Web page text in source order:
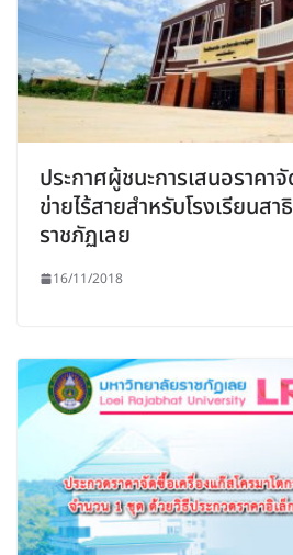
ประกาศผู้ชนะการเสนอราคา
ข่ายไร้สายสำหรับโรงเรียนส
ราชภัฏเลย
16/11/2018